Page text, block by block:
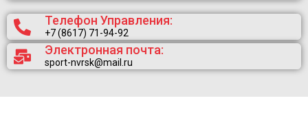
Телефон Управления:
+7 (8617) 71-94-92
Электронная почта:
sport-nvrsk@mail.ru